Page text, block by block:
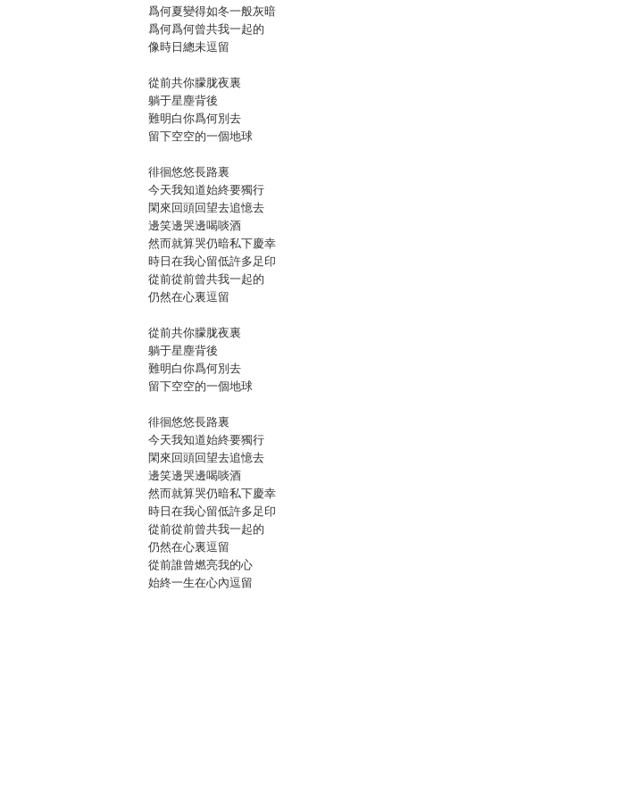
爲何夏變得如冬一般灰暗
爲何爲何曾共我一起的
像時日總未逗留
從前共你朦胧夜裏
躺于星塵背後
難明白你爲何別去
留下空空的一個地球
徘徊悠悠長路裏
今天我知道始終要獨行
閑來回頭回望去追憶去
邊笑邊哭邊喝啖酒
然而就算哭仍暗私下慶幸
時日在我心留低許多足印
從前從前曾共我一起的
仍然在心裏逗留
從前共你朦胧夜裏
躺于星塵背後
難明白你爲何別去
留下空空的一個地球
徘徊悠悠長路裏
今天我知道始終要獨行
閑來回頭回望去追憶去
邊笑邊哭邊喝啖酒
然而就算哭仍暗私下慶幸
時日在我心留低許多足印
從前從前曾共我一起的
仍然在心裏逗留
從前誰曾燃亮我的心
始終一生在心內逗留